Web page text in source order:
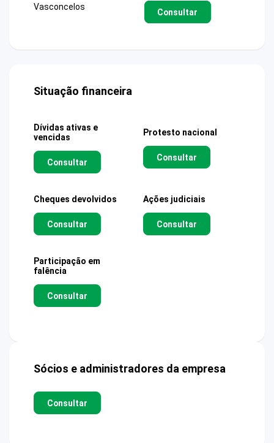
Vasconcelos
Consultar
Situação financeira
Dívidas ativas e
vencidas
Consultar
Protesto nacional
Consultar
Cheques devolvidos
Consultar
Ações judiciais
Consultar
Participação em
falência
Consultar
Sócios e administradores da empresa
Consultar